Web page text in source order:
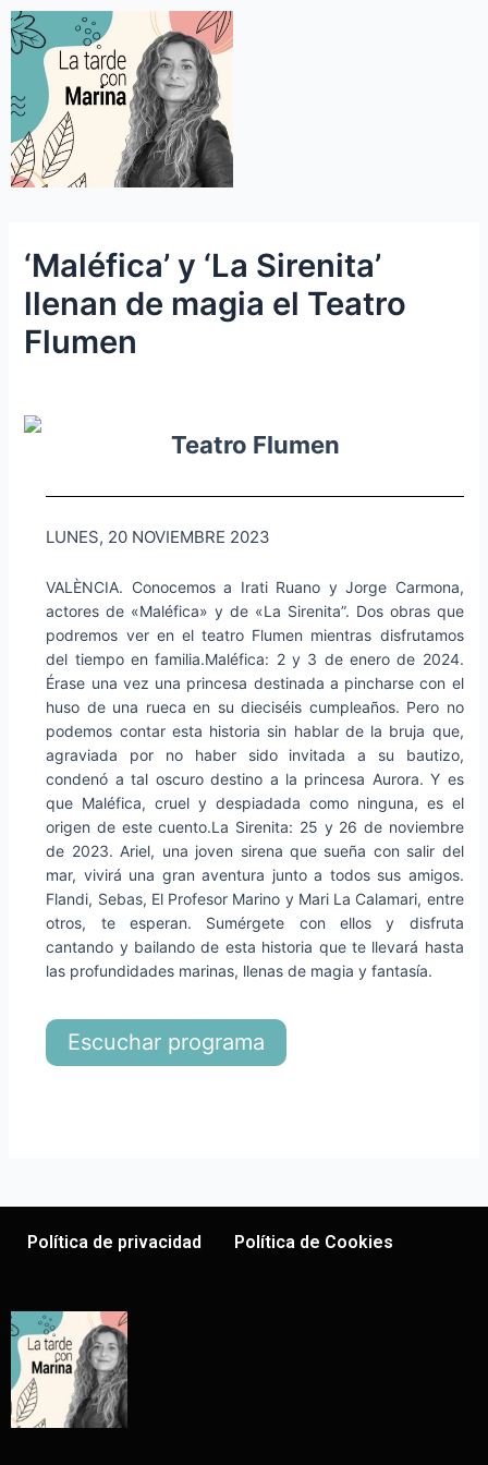
‘Maléfica’ y ‘La Sirenita’
llenan de magia el Teatro
Flumen
Teatro Flumen
LUNES, 20 NOVIEMBRE 2023
VALÈNCIA. Conocemos a Irati Ruano y Jorge Carmona,
actores de «Maléfica» y de «La Sirenita”. Dos obras que
podremos ver en el teatro Flumen mientras disfrutamos
del tiempo en familia.Maléfica: 2 y 3 de enero de 2024.
Érase una vez una princesa destinada a pincharse con el
huso de una rueca en su dieciséis cumpleaños. Pero no
podemos contar esta historia sin hablar de la bruja que,
agraviada por no haber sido invitada a su bautizo,
condenó a tal oscuro destino a la princesa Aurora. Y es
que Maléfica, cruel y despiadada como ninguna, es el
origen de este cuento.La Sirenita: 25 y 26 de noviembre
de 2023. Ariel, una joven sirena que sueña con salir del
mar, vivirá una gran aventura junto a todos sus amigos.
Flandi, Sebas, El Profesor Marino y Mari La Calamari, entre
otros, te esperan. Sumérgete con ellos y disfruta
cantando y bailando de esta historia que te llevará hasta
las profundidades marinas, llenas de magia y fantasía.
Escuchar programa
Política de privacidad Política de Cookies